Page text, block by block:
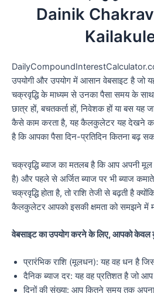
Dainik
उपयोगी और उपयोग में आसान वेबसाइट है जो
चक्रवृद्धि के माध्यम से उनका पैसा समय के
छात्र हों, बचतकर्ता हों, निवेशक हों या बस यह
कैसे काम करता है, यह कैलकुलेटर यह देखने का
है कि आपका पैसा दिन-प्रतिदिन कितना बढ़
चक्रवृद्धि ब्याज का मतलब है कि आप अपनी
है) और पहले से अर्जित ब्याज पर भी ब्याज
चक्रवृद्धि होता है, तो राशि तेजी से बढ़ती है
कैलकुलेटर आपको इसकी क्षमता को समझने में
वेबसाइट का उपयोग करने के लिए, आपको केवल
प्रारंभिक राशि (मूलधन): यह वह धन है
दैनिक ब्याज दर: यह वह प्रतिशत है जो
दिनों की संख्या: आप कितने समय तक अपना